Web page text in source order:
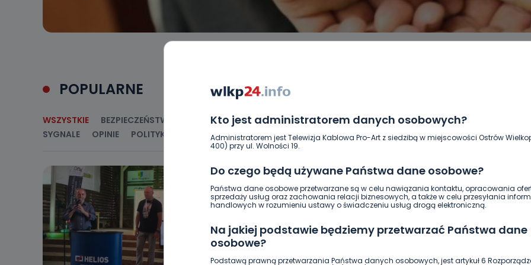
Kto jest administratorem danych osobowych?
Administratorem jest Telewizja Kablowa Pro-Art z siedzibą w miejscowości Ostrów
400) przy ul. Wolności 19.
Do czego będą używane Państwa dane osobowe?
Państwa dane osobowe przetwarzane są w celu nawiązania kontaktu, opracowania
sprzedaży usług oraz zachowania relacji biznesowych, a także w celu przesyłania
handlowych w rozumieniu ustawy o świadczeniu usług drogą elektroniczną.
Na jakiej podstawie będziemy przetwarzać Państwa dane
osobowe?
Podstawą prawną przetwarzania Państwa danych osobowych, jest artykuł 6
POPULARNE
WSZYSTKIE BEZPIECZEŃSTWO CIEKAWOSTKI EDUKACJA GOSPODARKA I FINANSE HISTORIA
SYGNALE
OPINIE POLITYKA RELIGIA SAMORZĄD ŚRODOWISKO WASZE INFO WSZYSTKICH ŚWIĘTYCH